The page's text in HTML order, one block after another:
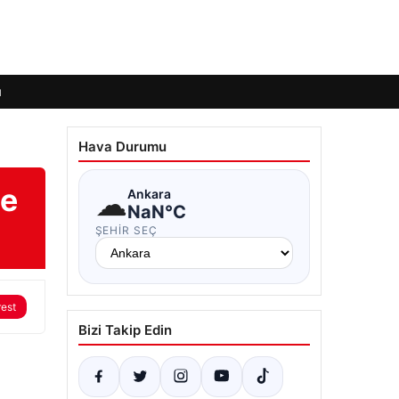
Hava Durumu
☁Ankara
NaN°C
ŞEHIR SEÇ
Bizi Takip Edin